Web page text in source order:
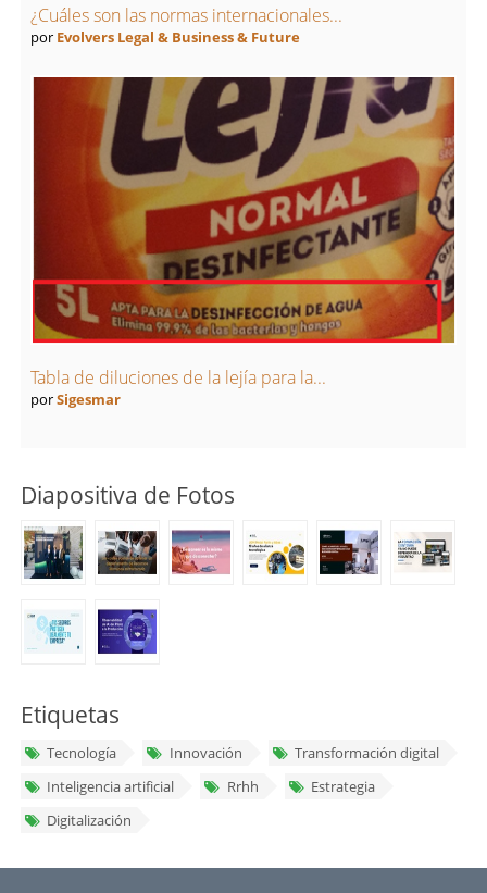
¿Cuáles son las normas internacionales...
por Evolvers Legal & Business & Future
Tabla de diluciones de la lejía para la...
porSigesmar
Diapositiva de Fotos
Etiquetas
Tecnología Innovación
Transformación digital
Inteligencia artificial
Rrhh
Estrategia
Digitalización